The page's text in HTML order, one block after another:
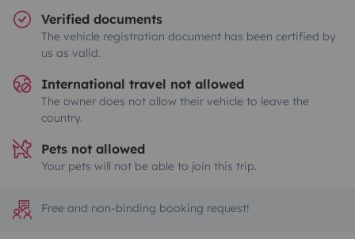
Verified documents
The vehicle registration document has been certified by
us as valid.
International travel not allowed
The owner does not allow their vehicle to leave the
country.
Pets not allowed
Your pets will not be able to join this trip.
Free and non-binding booking request!